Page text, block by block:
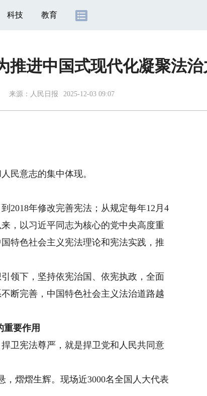
科技 教育
推进中国式现代化凝聚法治
来源： 人民日报 2025-12-03 09:07
意志的集中体现。
年修改完善宪法；从规定每年12月4
，以习近平同志为核心的党中央高度重
特色社会主义宪法理论和宪法实践，推
下，坚持依宪治国、依宪执政，全面
断完善，中国特色社会主义法治道路越
重要作用
宪法尊严，就是捍卫党和人民共同意
熠熠生辉。现场近3000名全国人大代表